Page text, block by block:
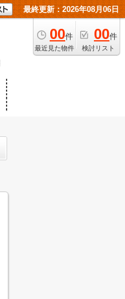
最終更新：2026年08月06日
00件
最近見た物件
00件
検討リスト